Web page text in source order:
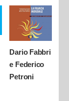
Dario Fabbri
e Federico
Petroni